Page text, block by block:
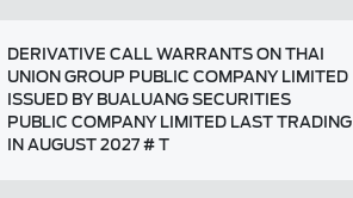
DERIVATIVE CALL WARRANTS ON THAI
UNION GROUP PUBLIC COMPANY LIMITED
ISSUED BY BUALUANG SECURITIES
PUBLIC COMPANY LIMITED LAST TRADING
IN AUGUST 2027 # T